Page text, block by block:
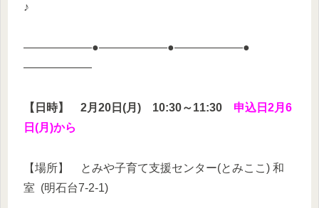
♪
——————●——————●——————●
——————
【日時】 2月20日(月) 10:30～11:30 申込日2月6
日(月)から
【場所】 とみや子育て支援センター(とみここ) 和
室 (明石台7-2-1)